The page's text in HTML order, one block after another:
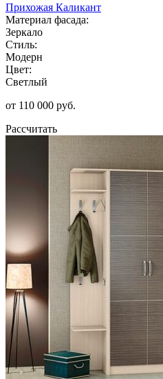
Прихожая Каликант
Материал фасада:
Зеркало
Стиль:
Модерн
Цвет:
Светлый
от 110 000 руб.
Рассчитать